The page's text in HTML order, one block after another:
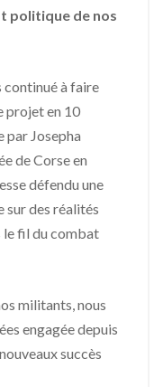
politique de nos
continué à faire
projet en 10
Josepha
de Corse en
défendu une
sur des réalités
le fil du combat
militants, nous
engagée depuis
succès